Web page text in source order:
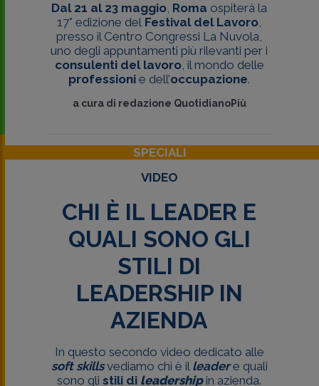
Dal 21 al 23 maggio, Roma ospiterà la
17° edizione del Festival del Lavoro,
presso il Centro Congressi La Nuvola,
uno degli appuntamenti più rilevanti per i
consulenti del lavoro, il mondo delle
professionie dell’occupazione.
a cura di redazione QuotidianoPiù
SPECIALI
VIDEO
CHI È IL LEADER E
QUALI SONO GLI
STILI DI
LEADERSHIP IN
AZIENDA
In questo secondo video dedicato alle
soft skillsvediamo chi è il leadere quali
sono glistili di leadership in azienda.